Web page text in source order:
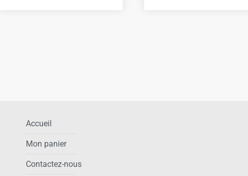
Accueil
Mon panier
Contactez-nous